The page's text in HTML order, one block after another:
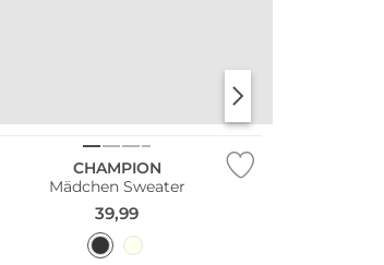
CHAMPION
Mädchen Sweater
39,99